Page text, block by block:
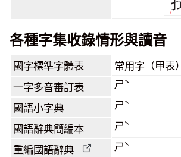
各種字集收錄情形與讀音
國字標準字體表 常用字（甲表）
一字多音審訂表 ㄕˋ
國語小字典 ㄕˋ
國語辭典簡編本 ㄕˋ
重編國語辭典 ㄕˋ